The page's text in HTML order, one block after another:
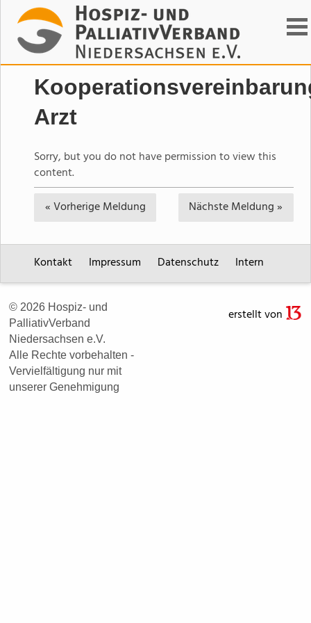
Suchen
Arzt
Sorry, but you do not have permission to view this
content.
« Vorherige Meldung NächsteMeldung »
Kontakt Impressum Datenschutz Intern
© 2026 Hospiz- und
PalliativVerband
Niedersachsen e.V.
Alle Rechte vorbehalten -
Vervielfältigung nur mit
unserer Genehmigung
erstellt von